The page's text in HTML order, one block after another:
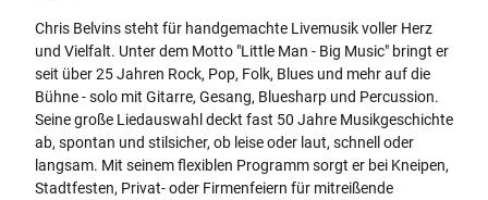
Chris Belvins steht für handgemachte Livemusik voller Herz
und Vielfalt. Unter dem Motto "Little Man - Big Music" bringt er
seit über 25 Jahren Rock, Pop, Folk, Blues und mehr auf die
Bühne - solo mit Gitarre, Gesang, Bluesharp und Percussion.
Seine große Liedauswahl deckt fast 50 Jahre Musikgeschichte
ab, spontan und stilsicher, ob leise oder laut, schnell oder
langsam. Mit seinem flexiblen Programm sorgt er bei Kneipen,
Stadtfesten, Privat- oder Firmenfeiern für mitreißende